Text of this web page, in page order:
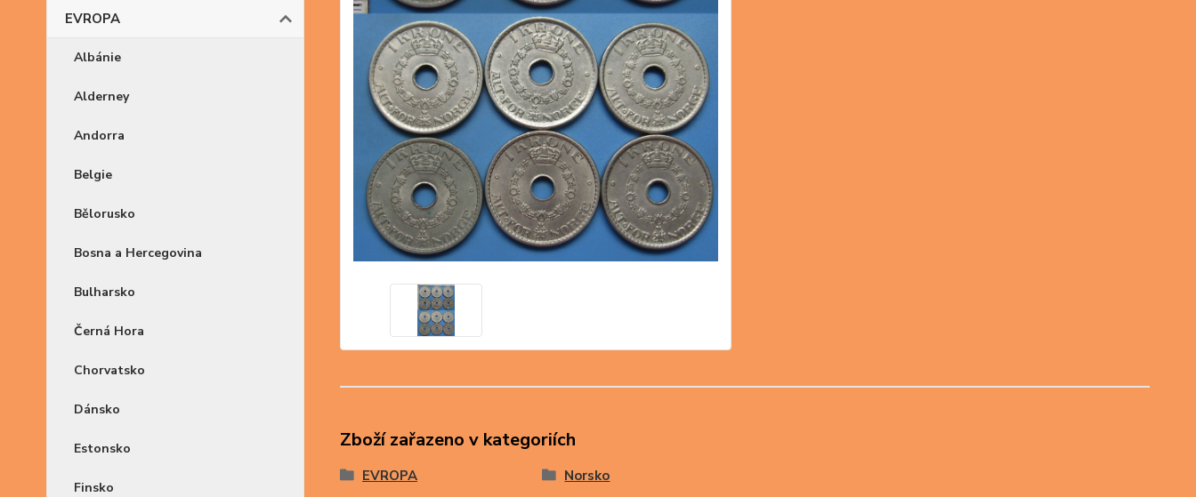
EVROPA
Albánie
Alderney
Andorra
Belgie
Bělorusko
Bosna a Hercegovina
Bulharsko
Černá Hora
Chorvatsko
Dánsko
Estonsko
Finsko
Zboží zařazeno v kategoriích
EVROPA Norsko